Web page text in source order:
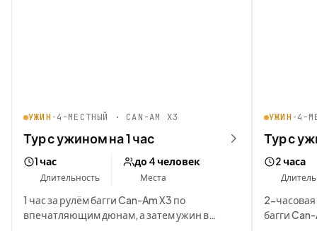
УЖИН •4-МЕСТНЫЙ · CAN-AM X3
Тур с ужином на 1 час
1 час
Длительность
до 4 человек
Места
1 час за рулём багги Can-Am X3 по
впечатляющим дюнам, а затем ужин в
УЖИН •4-
Тур с
2 часа
2-часовая
багги